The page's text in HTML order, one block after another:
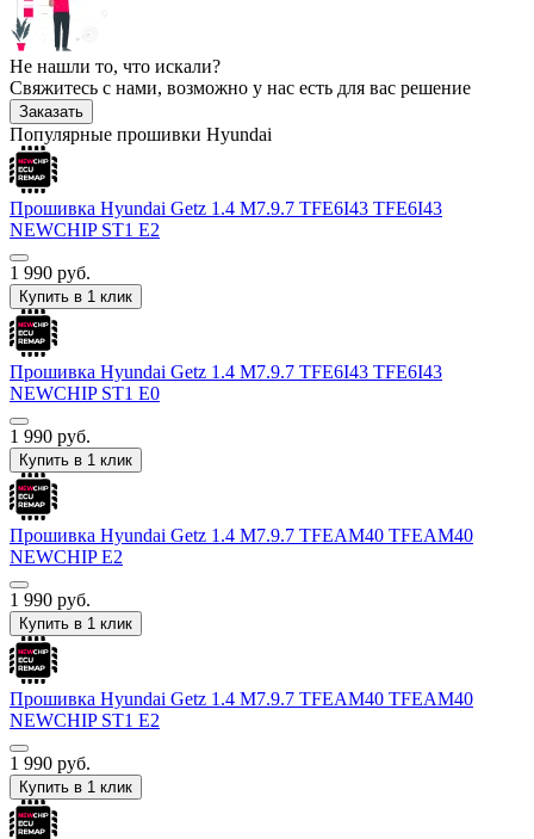
Не нашли то, что искали?
Свяжитесь с нами, возможно у нас есть для вас решение
Заказать
Популярные прошивки Hyundai
Прошивка Hyundai Getz 1.4 M7.9.7 TFE6I43 TFE6I43
NEWCHIP ST1 E2
1 990 руб.
Купить в 1 клик
Прошивка Hyundai Getz 1.4 M7.9.7 TFE6I43 TFE6I43
NEWCHIP ST1 E0
1 990 руб.
Купить в 1 клик
Прошивка Hyundai Getz 1.4 M7.9.7 TFEAM40 TFEAM40
NEWCHIP E2
1 990 руб.
Купить в 1 клик
Прошивка Hyundai Getz 1.4 M7.9.7 TFEAM40 TFEAM40
NEWCHIP ST1 E2
1 990 руб.
Купить в 1 клик